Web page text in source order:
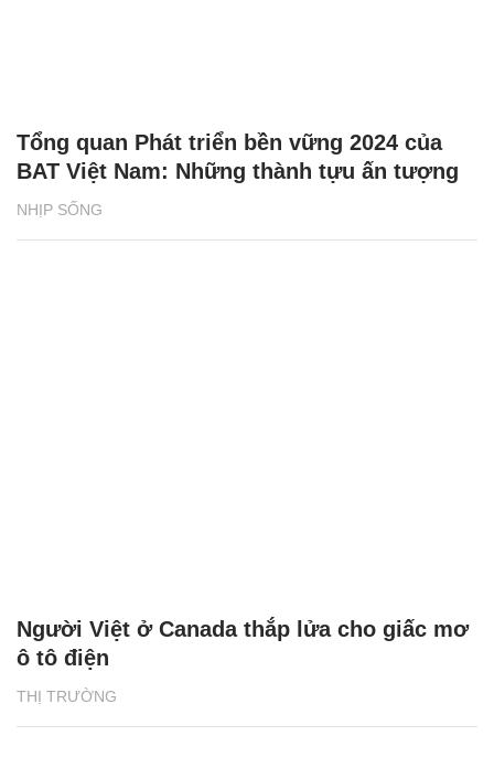
NHỊP SỐNG
Tổng quan Phát triển bền vững 2024 của
BAT Việt Nam: Những thành tựu ấn tượng
THỊ TRƯỜNG
Người Việt ở Canada thắp lửa cho giấc mơ
ô tô điện